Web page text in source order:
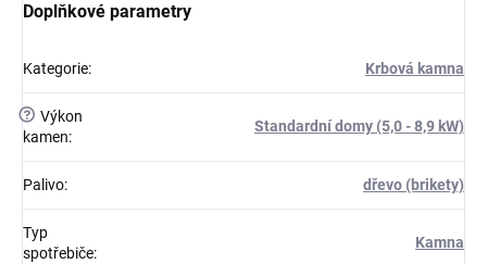
Doplňkové parametry
Kategorie: Krbová kamna
? Výkon
kamen:
Standardní domy (5,0 - 8,9 kW)
Palivo: dřevo (brikety)
Typ
spotřebiče:
Kamna